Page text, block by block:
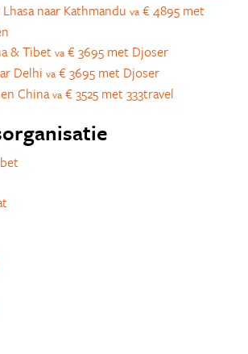
naar Kathmandu va € 4895 met
& Tibet va € 3695 met Djoser
Delhi va € 3695 met Djoser
China va € 3525 met 333travel